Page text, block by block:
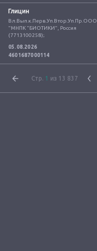
Глицин
Вл.Вып.к.Перв.Уп.Втор.Уп.Пр.ООО
"МНПК "БИОТИКИ", Россия
(7713100258);
05.08.2026
4601687000114
Стр. 1 из 13 837